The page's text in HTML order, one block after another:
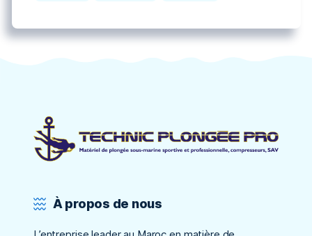
À propos de nous